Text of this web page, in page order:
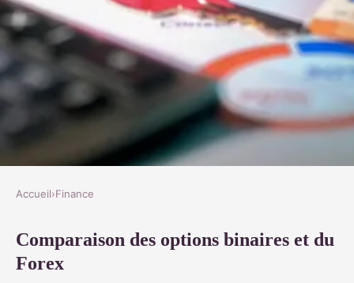
Qu'est-ce qui différencie les
options binaires du Forex ?
Accueil›Finance
Comparaison des options binaires et du
Forex